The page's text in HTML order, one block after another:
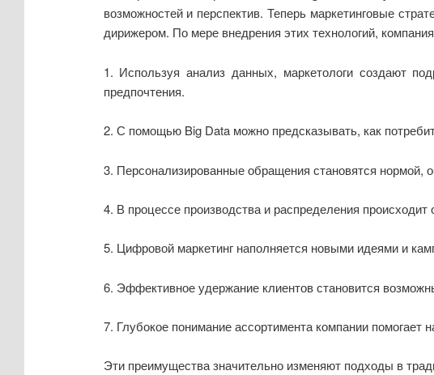
возможностей и перспектив. Теперь маркетинговые
дирижером. По мере внедрения этих технологий,
1. Используя анализ данных, маркетологи создают
предпочтения.
2. С помощью Big Data можно предсказывать, как
3. Персонализированные обращения становятся нормой,
4. В процессе производства и распределения
5. Цифровой маркетинг наполняется новыми идеями и
6. Эффективное удержание клиентов становится
7. Глубокое понимание ассортимента компании
Эти преимущества значительно изменяют подходы в